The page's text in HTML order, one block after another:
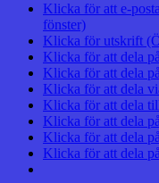
Klicka för att e-
fönster)
Klicka för utskrift
Klicka för att dela
Klicka för att dela
Klicka för att dela
Klicka för att dela
Klicka för att dela
Klicka för att dela
Klicka för att dela